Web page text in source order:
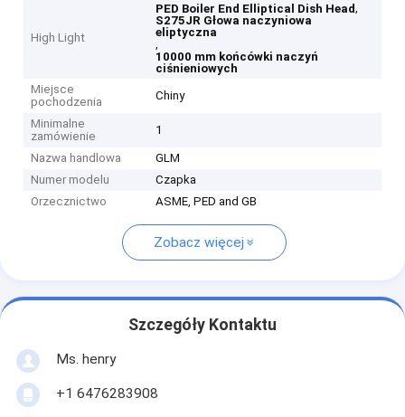
High Light
PED Boiler End Elliptical Dish Head,
S275JR Głowa naczyniowa
eliptyczna
,
10000 mm końcówki naczyń
ciśnieniowych
Miejsce
pochodzenia
Chiny
Minimalne
zamówienie
1
Nazwa handlowa
GLM
Numer modelu
Czapka
Orzecznictwo
ASME, PED and GB
Zobacz więcej
Szczegóły Kontaktu
Ms. henry
+1 6476283908